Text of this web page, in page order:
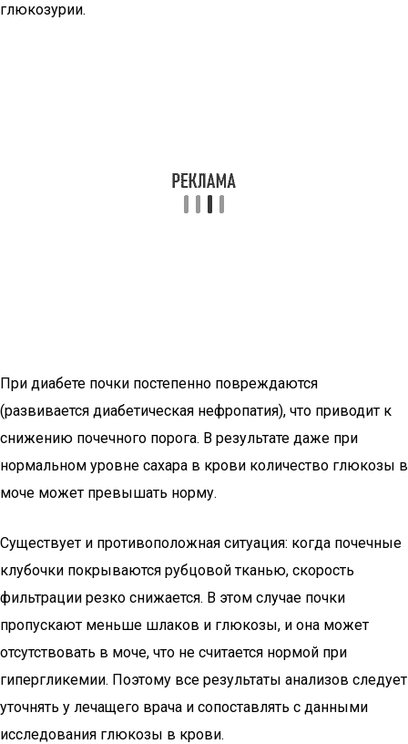
глюкозурии.
При диабете почки постепенно повреждаются
(развивается диабетическая нефропатия), что приводит к
снижению почечного порога. В результате даже при
нормальном уровне сахара в крови количество глюкозы в
моче может превышать норму.
Существует и противоположная ситуация: когда почечные
клубочки покрываются рубцовой тканью, скорость
фильтрации резко снижается. В этом случае почки
пропускают меньше шлаков и глюкозы, и она может
отсутствовать в моче, что не считается нормой при
гипергликемии. Поэтому все результаты анализов следует
уточнять у лечащего врача и сопоставлять с данными
исследования глюкозы в крови.